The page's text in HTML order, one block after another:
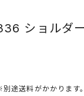
ショルダ
途送料がかかります。